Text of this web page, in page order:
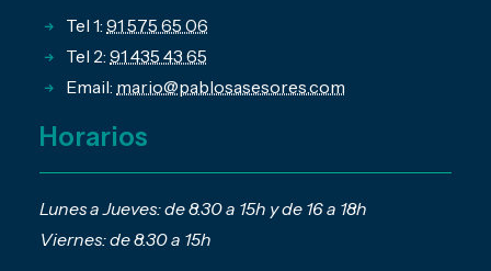
Tel 1: 91 575 65 06
Tel 2: 91 435 43 65
Email: mario@pablosasesores.com
Horarios
Lunes a Jueves: de 8.30 a 15h y de 16 a 18h
Viernes: de 8.30 a 15h